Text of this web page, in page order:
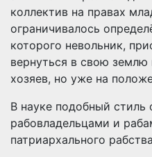
коллектив на правах
ограничивалось
которого невольник,
вернуться в свою
хозяев, но уже на
В науке подобный
рабовладельцами и
патриархального